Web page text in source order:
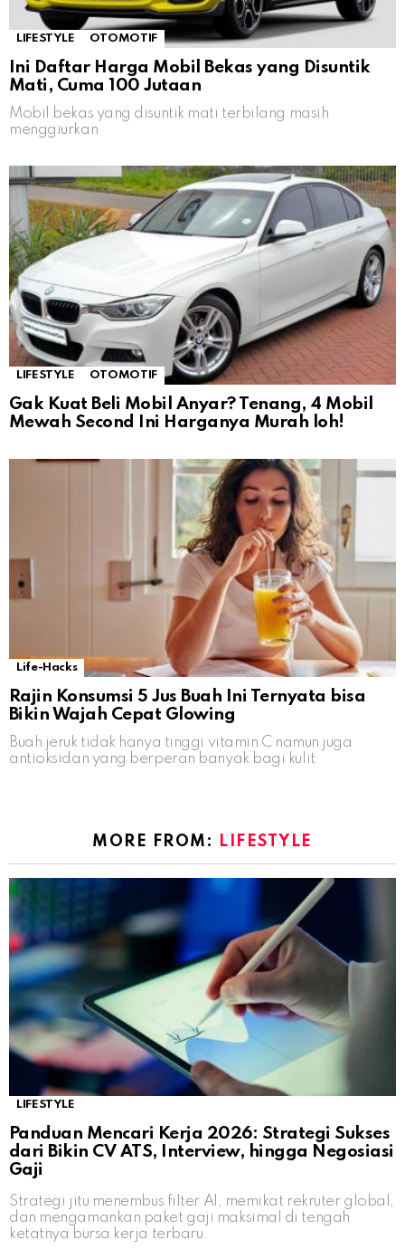
LIFESTYLE OTOMOTIF
Ini Daftar Harga Mobil Bekas yang Disuntik
Mati, Cuma 100 Jutaan
Mobil bekas yang disuntik mati terbilang masih
menggiurkan
LIFESTYLE OTOMOTIF
Gak Kuat Beli Mobil Anyar? Tenang, 4 Mobil
Mewah Second Ini Harganya Murah loh!
Life-Hacks
Rajin Konsumsi 5 Jus Buah Ini Ternyata bisa
Bikin Wajah Cepat Glowing
Buah jeruk tidak hanya tinggi vitamin C namun juga
antioksidan yang berperan banyak bagi kulit
MORE FROM: LIFESTYLE
LIFESTYLE
Panduan Mencari Kerja 2026: Strategi Sukses
dari Bikin CV ATS, Interview, hingga Negosiasi
Gaji
Strategi jitu menembus filter AI, memikat rekruter global,
dan mengamankan paket gaji maksimal di tengah
ketatnya bursa kerja terbaru.